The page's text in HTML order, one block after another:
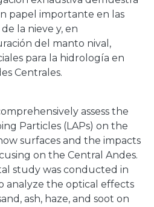
papel importante en las
la nieve y, en
del manto nival,
para la hidrología en
Centrales.
assess the
Particles (LAPs) on the
surfaces and the impacts
on the Central Andes.
study was conducted in
analyze the optical effects
ash, haze, and soot on